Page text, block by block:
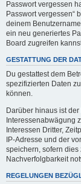
Passwort vergessen
Passwort vergessen“
deinem
ein neu generiertes
Board zugreifen
GESTATTUNG DER
Du gestattest dem
spezifizierten Daten
können.
Darüber hinaus ist
Interessenabwägung
Interessen Dritter,
IP-Adresse und der
speichern, sofern
Nachverfolgbarkeit
REGELUNGEN